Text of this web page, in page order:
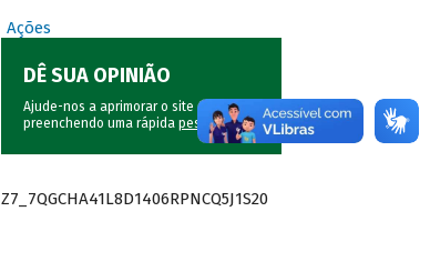
Ações
DÊ SUA OPINIÃO
Ajude-nos a aprimorar o site do BNDES
preenchendo uma rápida pesquisa.
Z7_7QGCHA41L8D1406RPNCQ5J1S20